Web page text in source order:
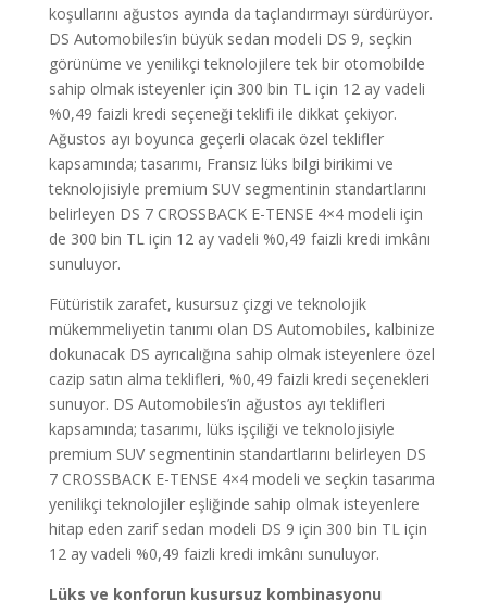
koşullarını ağustos ayında da taçlandırmayı sürdürüyor.
DS Automobiles’in büyük sedan modeli DS 9, seçkin
görünüme ve yenilikçi teknolojilere tek bir otomobilde
sahip olmak isteyenler için 300 bin TL için 12 ay vadeli
%0,49 faizli kredi seçeneği teklifi ile dikkat çekiyor.
Ağustos ayı boyunca geçerli olacak özel teklifler
kapsamında; tasarımı, Fransız lüks bilgi birikimi ve
teknolojisiyle premium SUV segmentinin standartlarını
belirleyen DS 7 CROSSBACK E-TENSE 4×4 modeli için
de 300 bin TL için 12 ay vadeli %0,49 faizli kredi imkânı
sunuluyor.
Fütüristik zarafet, kusursuz çizgi ve teknolojik
mükemmeliyetin tanımı olan DS Automobiles, kalbinize
dokunacak DS ayrıcalığına sahip olmak isteyenlere özel
cazip satın alma teklifleri, %0,49 faizli kredi seçenekleri
sunuyor. DS Automobiles’in ağustos ayı teklifleri
kapsamında; tasarımı, lüks işçiliği ve teknolojisiyle
premium SUV segmentinin standartlarını belirleyen DS
7 CROSSBACK E-TENSE 4×4 modeli ve seçkin tasarıma
yenilikçi teknolojiler eşliğinde sahip olmak isteyenlere
hitap eden zarif sedan modeli DS 9 için 300 bin TL için
12 ay vadeli %0,49 faizli kredi imkânı sunuluyor.
Lüks ve konforun kusursuz kombinasyonu